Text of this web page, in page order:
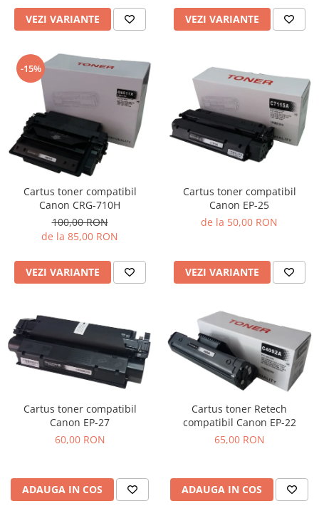
VEZI VARIANTE VEZI VARIANTE
-15%
Cartus toner compatibil
Canon CRG-710H
100,00 RON
de la 85,00 RON
VEZI VARIANTE
Cartus toner compatibil
Canon EP-25
de la 50,00 RON
VEZI VARIANTE
Cartus toner compatibil
Canon EP-27
60,00 RON
ADAUGA IN COS
Cartus toner Retech
compatibil Canon EP-22
65,00 RON
ADAUGA IN COS